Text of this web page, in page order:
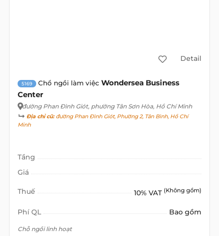
Detail
5169 Chổ ngồi làm việc Wondersea Business
Center
đường Phan Đình Giót, phường Tân Sơn Hòa, Hồ Chí Minh
Địa chỉ cũ:đường Phan Đình Giót, Phường 2, Tân Bình, Hồ Chí
Minh
Tầng
Giá
Thuế 10% VAT (Không gồm)
Phí QL Bao gồm
Chỗ ngồi linh hoạt